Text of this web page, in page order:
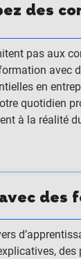
des
pas aux
avec
en
quotidien
à la réalité
des